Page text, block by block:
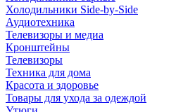
Холодильники Side-by-Side
Аудиотехника
Телевизоры и медиа
Кронштейны
Телевизоры
Техника для дома
Красота и здоровье
Товары для ухода за одеждой